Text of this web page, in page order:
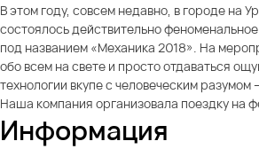
В этом году, совсем недавно, в городе на
состоялось действительно
под названием «Механика 2018». На
обо всем на свете и просто отдаваться
технологии вкупе с человеческим разумом
Наша компания организовала поездку на
Информация